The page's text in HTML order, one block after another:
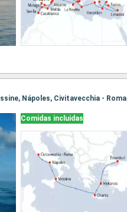
Nápoles, Civitavecchia - Roma
Comidas incluidas